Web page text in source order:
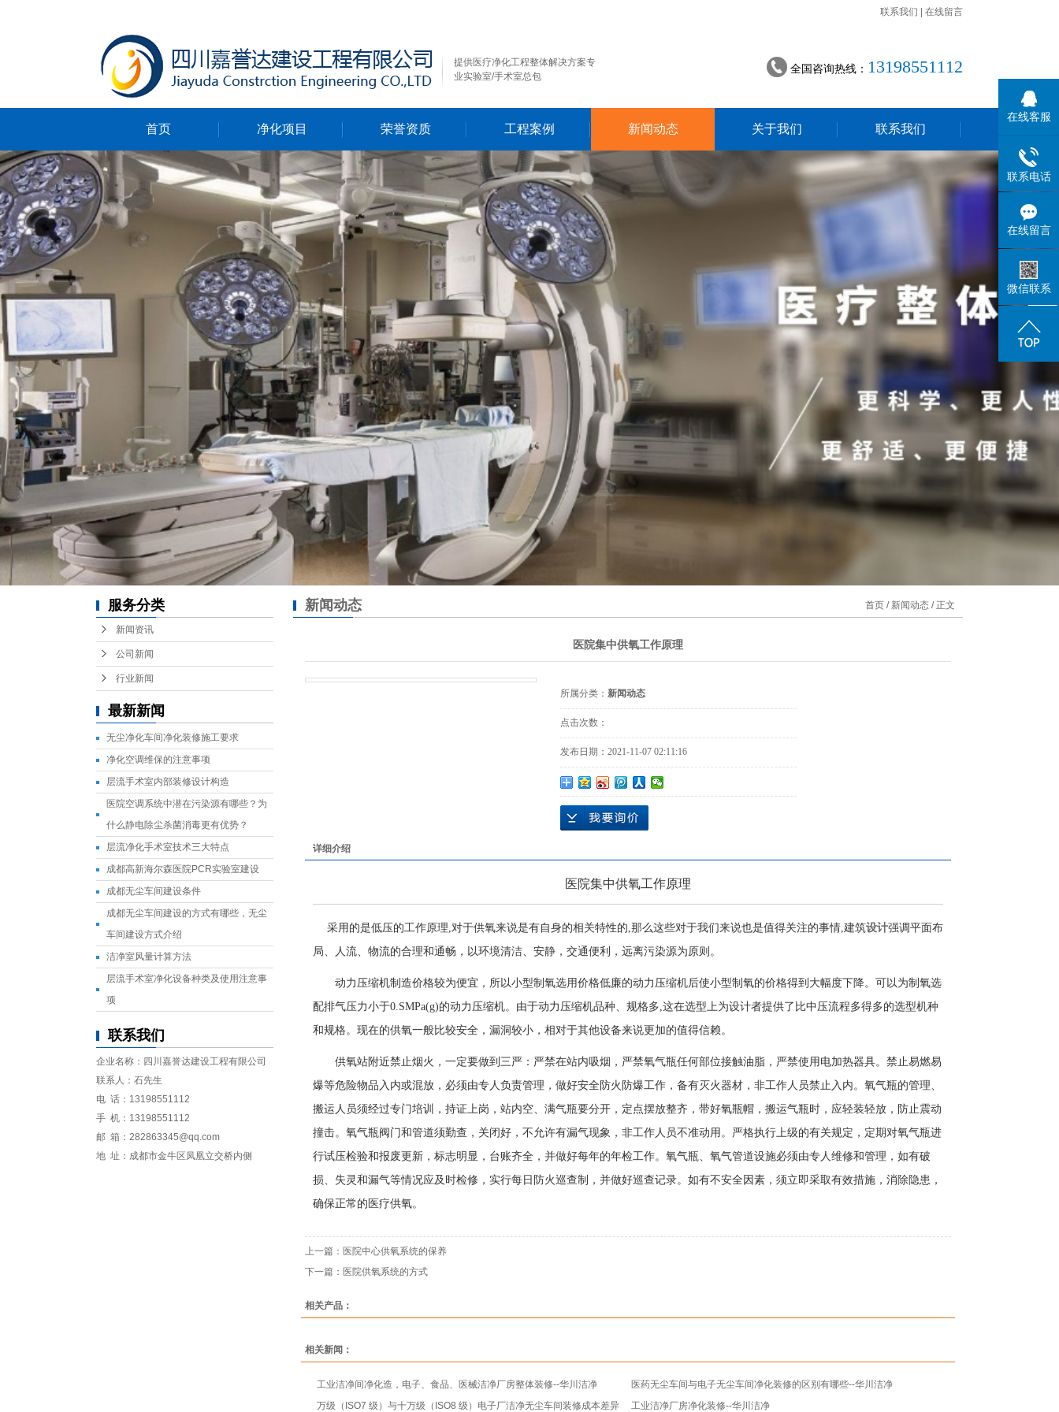
联系我们 在线留言
提供医疗净化工程整体解决方案专
业实验室/手术室总包
全国咨询热线： 13198551112
首页 净化项目
净化无尘车间
净化ICU病房
净化手术室
净化实验室
荣誉资质 工程案例 新闻动态
行业新闻
公司新闻
关于我们 联系我们
新闻动态 首页 / 新闻动态 / 正文
医院集中供氧工作原理
所属分类： 新闻动态
点击次数：
发布日期： 2021-11-07 02:11:16
详细介绍
医院集中供氧工作原理
采用的是低压的工作原理,对于供氧来说是有自身的相关特性的,那么这些对于我们来说也是值得关注的事情,建筑设计强调平面布
局、人流、物流的合理和通畅，以环境清洁、安静，交通便利，远离污染源为原则。
动力压缩机制造价格较为便宜，所以小型制氧选用价格低廉的动力压缩机后使小型制氧的价格得到大幅度下降。可以为制氧选
配排气压力小于0.SMPa(g)的动力压缩机。由于动力压缩机品种、规格多,这在选型上为设计者提供了比中压流程多得多的选型机种
和规格。现在的供氧一般比较安全，漏洞较小，相对于其他设备来说更加的值得信赖。
供氧站附近禁止烟火，一定要做到三严：严禁在站内吸烟，严禁氧气瓶任何部位接触油脂，严禁使用电加热器具。禁止易燃易
爆等危险物品入内或混放，必须由专人负责管理，做好安全防火防爆工作，备有灭火器材，非工作人员禁止入内。氧气瓶的管理、
搬运人员须经过专门培训，持证上岗，站内空、满气瓶要分开，定点摆放整齐，带好氧瓶帽，搬运气瓶时，应轻装轻放，防止震动
撞击。氧气瓶阀门和管道须勤查，关闭好，不允许有漏气现象，非工作人员不准动用。严格执行上级的有关规定，定期对氧气瓶进
行试压检验和报废更新，标志明显，台账齐全，并做好每年的年检工作。氧气瓶、氧气管道设施必须由专人维修和管理，如有破
损、失灵和漏气等情况应及时检修，实行每日防火巡查制，并做好巡查记录。如有不安全因素，须立即采取有效措施，消除隐患，
确保正常的医疗供氧。
上一篇： 医院中心供氧系统的保养
下一篇： 医院供氧系统的方式
相关产品：
相关新闻：
工业洁净间净化造，电子、食品、医械洁净厂房整体装修--华川洁净
医药无尘车间与电子无尘车间净化装修的区别有哪些--华川洁净
万级（ISO7 级）与十万级（ISO8 级）电子厂洁净无尘车间装修成本差异
工业洁净厂房净化装修--华川洁净
服务分类
新闻资讯
公司新闻
行业新闻
最新新闻
无尘净化车间净化装修施工要求
净化空调维保的注意事项
层流手术室内部装修设计构造
医院空调系统中潜在污染源有哪些？为
什么静电除尘杀菌消毒更有优势？
层流净化手术室技术三大特点
成都高新海尔森医院PCR实验室建设
成都无尘车间建设条件
成都无尘车间建设的方式有哪些，无尘
车间建设方式介绍
洁净室风量计算方法
层流手术室净化设备种类及使用注意事
项
联系我们
企业名称：四川嘉誉达建设工程有限公司
联系人：石先生
电 话：13198551112
手 机：13198551112
邮 箱：282863345@qq.com
地 址：成都市金牛区凤凰立交桥内侧
在线客服
联系电话
在线留言
微信联系